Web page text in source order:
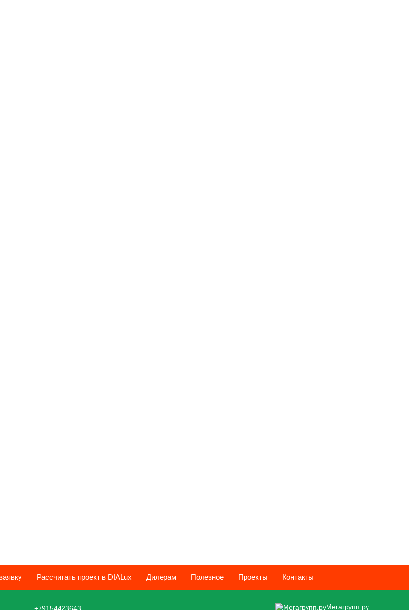
Рассчитать проект в DIALux Дилерам Полезное Проекты Контакты
+79154423643 Мегагрупп.ру